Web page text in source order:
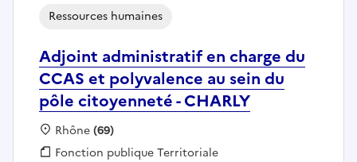
Adjoint administratif en charge du
CCAS et polyvalence au sein du
pôle citoyenneté - CHARLY
Ressources humaines
Localisation :
Rhône(69)
Fonction publique :
Fonction publique Territoriale